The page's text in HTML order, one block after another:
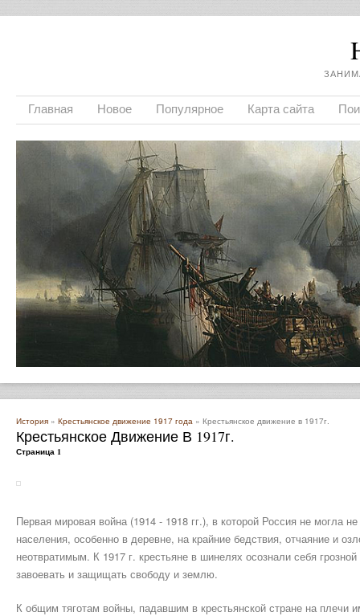
Главная Новое Популярное Карта сайта
История » Крестьянское движение 1917 года » Крестьянское движение в 1917г.
Крестьянское Движение В 1917г.
Страница 1
Первая мировая война (1914 - 1918 гг.), в которой Россия не могла
населения, особенно в деревне, на крайние бедствия, отчаяние и
неотвратимым. К 1917 г. крестьяне в шинелях осознали себя
завоевать и защищать свободу и землю.
К общим тяготам войны, падавшим в крестьянской стране на плечи